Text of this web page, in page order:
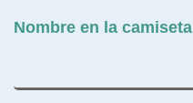
Nombre en la camiseta